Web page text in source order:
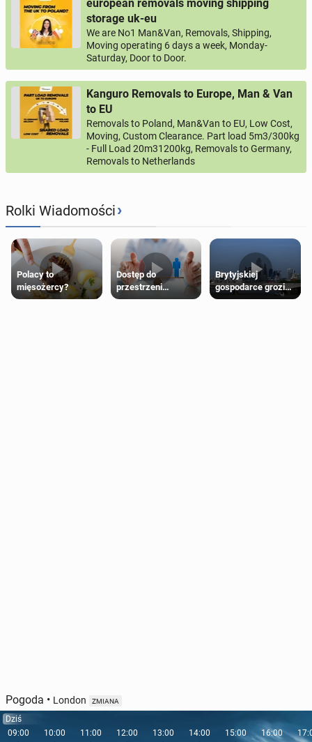
european removals moving shipping
storage uk-eu
We are No1 Man&Van, Removals, Shipping,
Moving operating 6 days a week, Monday-
Saturday, Door to Door.
Kanguro Removals to Europe, Man & Van
to EU
Removals to Poland, Man&Van to EU, Low Cost,
Moving, Custom Clearance. Part load 5m3/300kg
- Full Load 20m31200kg, Removals to Germany,
Removals to Netherlands
Rolki Wiadomości›
Polacy to
mięsożercy?
Dostęp do
przestrzeni
przeznaczonych
Brytyjskiej
gospodarce grozi
recesja, jeśli
Pogoda • London ZMIANA
Dziś
09:00
10:00 11:00 12:00 13:00 14:00 15:00 16:00